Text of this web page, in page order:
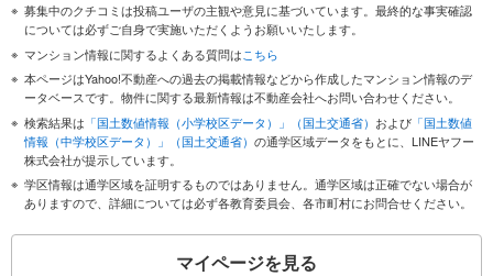
募集中のクチコミは投稿ユーザの主観や意見に基づいています。最終的な事実確認
については必ずご自身で実施いただくようお願いいたします。
マンション情報に関するよくある質問はこちら
本ページはYahoo!不動産への過去の掲載情報などから作成したマンション情報のデ
ータベースです。物件に関する最新情報は不動産会社へお問い合わせください。
検索結果は 「国土数値情報（小学校区データ）」（国土交通省） および 「国土数値
情報（中学校区データ）」（国土交通省） の通学区域データをもとに、LINEヤフー
株式会社が提示しています。
学区情報は通学区域を証明するものではありません。通学区域は正確でない場合が
ありますので、詳細については必ず各教育委員会、各市町村にお問合せください。
マイページを見る